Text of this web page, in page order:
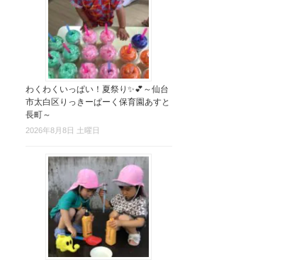
わくわくいっぱい！夏祭り✨💕～仙台
市太白区りっきーぱーく保育園あすと
長町～
2026年8月8日 土曜日